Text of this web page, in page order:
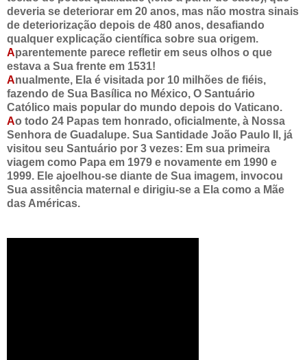
deveria se deteriorar em 20 anos, mas não mostra sinais
de deteriorização depois de 480 anos, desafiando
qualquer explicação científica sobre sua origem.
Aparentemente parece refletir em seus olhos o que
estava a Sua frente em 1531!
Anualmente, Ela é visitada por 10 milhões de fiéis,
fazendo de Sua Basílica no México, O Santuário
Católico mais popular do mundo depois do Vaticano.
Ao todo 24 Papas tem honrado, oficialmente, à Nossa
Senhora de Guadalupe. Sua Santidade João Paulo II, já
visitou seu Santuário por 3 vezes: Em sua primeira
viagem como Papa em 1979 e novamente em 1990 e
1999. Ele ajoelhou-se diante de Sua imagem, invocou
Sua assitência maternal e dirigiu-se a Ela como a Mãe
das Américas.